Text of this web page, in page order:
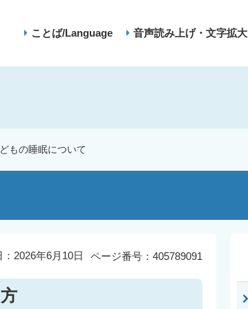
ことば/Language 音声読み上げ・文字拡大
もの睡眠について
ページ番号：405789091
：2026年6月10日